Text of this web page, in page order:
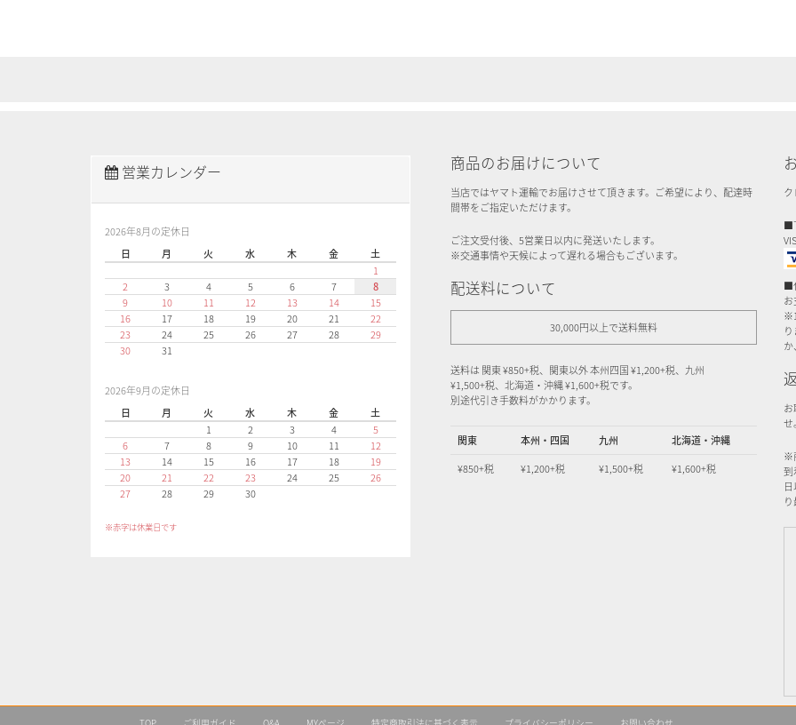
営業カレンダー
2026年8月の定休日
日 月 火 水 木 金
土
1
2
3 4 5 6 7
8
9
10 11 12 13 14
15
16
17 18 19 20 21
22
23
24 25 26 27 28
29
30
31
2026年9月の定休日
日 月 火 水 木 金
土
1
2 3 4
5
6
7 8 9 10 11
12
13
14 15 16 17 18
19
20
21 22 23 24 25
26
27
28 29 30
※赤字は休業日です
商品のお届けについて
当店ではヤマト運輸でお届けさせて頂きます。ご希望により、配達時
間帯をご指定いただけます。
ご注文受付後、5営業日以内に発送いたします。
※交通事情や天候によって遅れる場合もございます。
配送料について
30,000円以上で送料無料
送料は 関東 ¥850+税、関東以外 本州四国 ¥1,200+税、九州
¥1,500+税、北海道・沖縄 ¥1,600+税です。
別途代引き手数料がかかります。
関東 本州・四国 九州 北海道・沖縄
¥850+税 ¥1,200+税 ¥1,500+税 ¥1,600+税
ク
■
■
お
か
お
せ
※
到
TOP ご利用ガイド Q&A MYページ 特定商取引法に基づく表示 プライバシーポリシー お問い合わせ